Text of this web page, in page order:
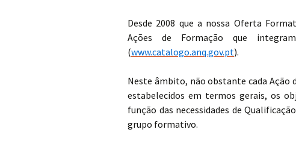
Desde 2008 que a nossa Oferta
Ações de Formação que
(www.catalogo.anq.gov.pt).
Neste âmbito, não obstante cada
estabelecidos em termos gerais, os
função das necessidades de
grupo formativo.